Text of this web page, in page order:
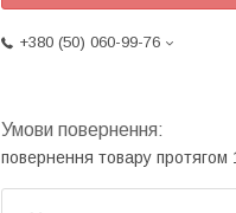
+380 (50) 060-99-76
повернення товару протягом